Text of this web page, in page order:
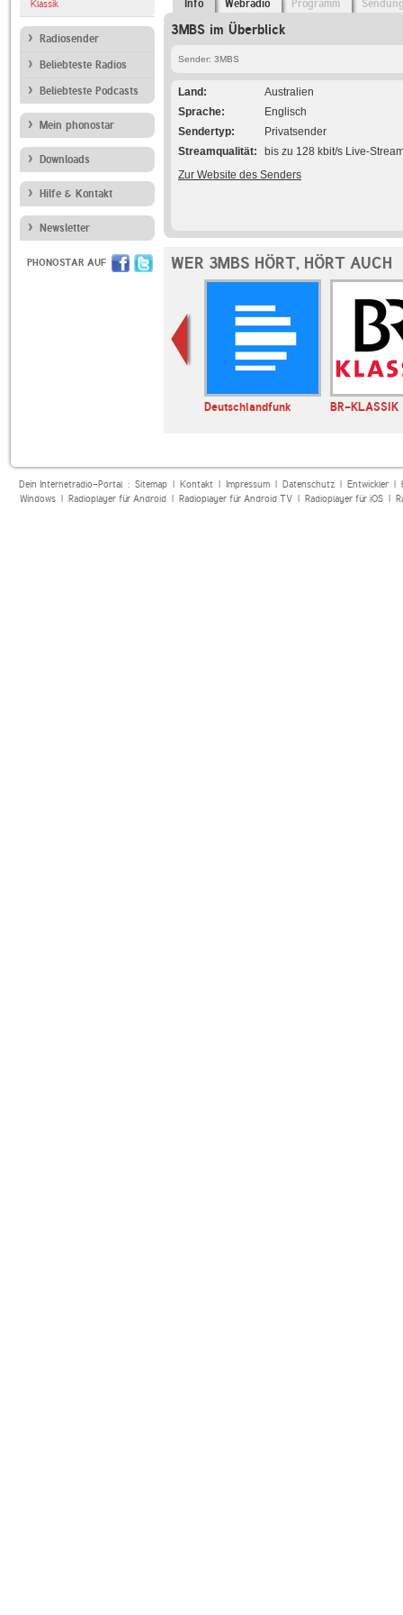
Klassik
Radiosender
Beliebteste Radios
Beliebteste Podcasts
Mein phonostar
Downloads
Hilfe & Kontakt
Newsletter
PHONOSTAR AUF
Info Webradio Programm
3MBS im Überblick
Sender: 3MBS
Land
Australien
Sprache
Englisch
Sendertyp
Privatsender
Streamqualität
bis zu 128 kbit/s Live-
Zur Website des Senders
WER 3MBS HÖRT, HÖRT AUCH
Deutschlandfunk BR-KLASSIK
Dein Internetradio-Portal : Sitemap| Kontakt| Impressum| Datenschutz| Entwickler|
Windows| Radioplayer für Android| Radioplayer für Android TV| Radioplayer für iOS|